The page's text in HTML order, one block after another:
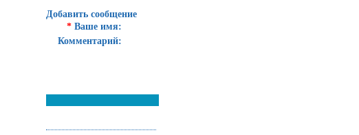
Добавить сообщение
* Ваше имя:
Комментарий: